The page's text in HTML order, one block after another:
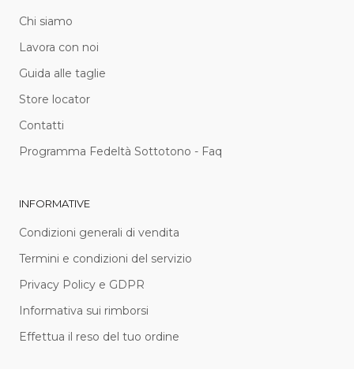
Chi siamo
Lavora con noi
Guida alle taglie
Store locator
Contatti
Programma Fedeltà Sottotono - Faq
INFORMATIVE
Condizioni generali di vendita
Termini e condizioni del servizio
Privacy Policy e GDPR
Informativa sui rimborsi
Effettua il reso del tuo ordine